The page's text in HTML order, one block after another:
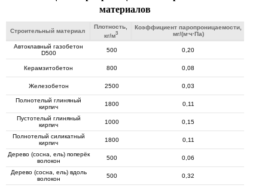
материалов
Строительный материал
Плотность,
кг/м3
Коэффициент паропроницаемости,
мг/(м·ч·Па)
Автоклавный газобетон
D500
500 0,20
Керамзитобетон 800 0,08
Железобетон 2500 0,03
Полнотелый глиняный
кирпич
1800 0,11
Пустотелый глиняный
кирпич
1000 0,15
Полнотелый силикатный
кирпич
1800 0,11
Дерево (сосна, ель) поперёк
волокон
500 0,06
Дерево (сосна, ель) вдоль
волокон
500 0,32